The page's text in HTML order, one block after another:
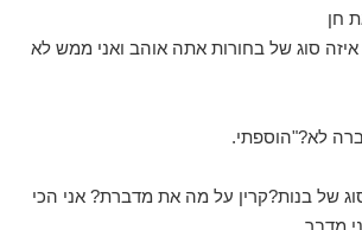
חן
איזה סוג של בחורות אתה אוהב ואני ממש לא
לא?"הוספתי.
של בנות?קרין על מה את מדברת? אני הכי
מדבר